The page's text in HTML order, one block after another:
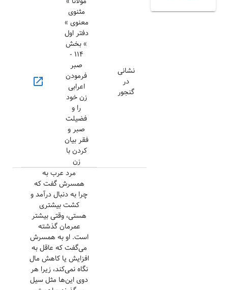
نشانی
در
گنجور
مثنوی
معنوی »
دفتر اول
» بخش
۱۱۴ -
صبر
فرمودن
اعرابی
زن خود
را و
فضیلت
صبر و
فقر بیان
کردن با
زن
open_in_new
مرد عرب به
همسرش گفت که
چرا به دنبال درآمد و
کشت بیشتری
هستی، وقتی بیشتر
عمرمان گذشته
است. او به همسرش
می‌گفت که عاقل به
افزایش یا کاهش مال
نگاه نمی‌کند، زیرا هر
دوی این‌ها مثل سیل